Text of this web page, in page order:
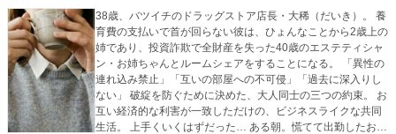
38歳、バツイチのドラッグストア店長・大稀（だいき）。 養
育費の支払いで首が回らない彼は、ひょんなことから2歳上の
姉であり、投資詐欺で全財産を失った40歳のエステティシャ
ン・お姉ちゃんとルームシェアをすることになる。 「異性の
連れ込み禁止」「互いの部屋への不可侵」「過去に深入りし
ない」 破綻を防ぐために決めた、大人同士の三つの約束。 お
互い経済的な利害が一致しただけの、ビジネスライクな共同
生活。 上手くいくはずだった… ある朝。慌てて出勤したお姉